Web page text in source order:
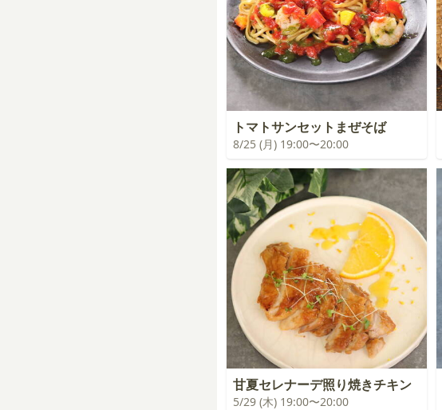
トマトサンセットまぜそば
8/25 (月) 19:00〜20:00
甘夏セレナーデ照り焼きチキン
5/29 (木) 19:00〜20:00